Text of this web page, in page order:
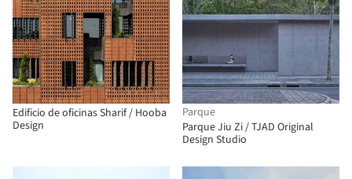
Edificio de oficinas Sharif / Hooba
Design
Parque
Parque Jiu Zi / TJAD Original
Design Studio